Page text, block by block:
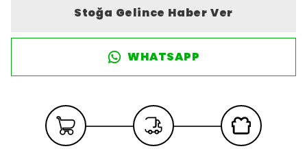
Stoğa Gelince Haber Ver
WHATSAPP